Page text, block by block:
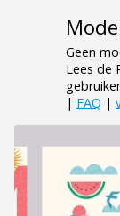
Geen
Lees de
| FAQ |